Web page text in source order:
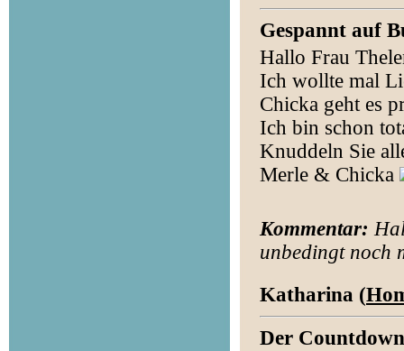
Gespannt auf
Hallo Frau
Ich wollte mal
Chicka geht es
Ich bin schon
Knuddeln Sie
Merle & Chicka
Kommentar:
unbedingt noch
Katharina (
Der